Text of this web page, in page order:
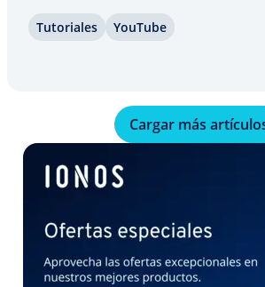
adecuada para pro­mo­cio­nar el
Tu­to­ria­les YouTube
Cargar más